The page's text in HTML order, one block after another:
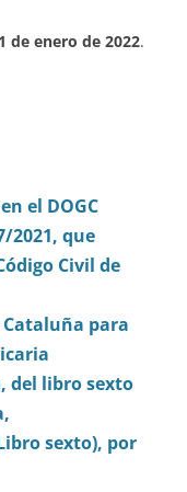
1 de enero de 2022.
el DOGC
2021, que
Civil de
Cataluña para
del libro sexto
sexto), por